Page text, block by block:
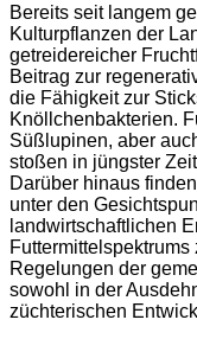
Bereits seit langem
Kulturpflanzen der
getreidereicher
Beitrag zur
die Fähigkeit zur
Knöllchenbakterien.
Süßlupinen, aber
stoßen in jüngster
Darüber hinaus
unter den
landwirtschaftlichen
Regelungen der
sowohl in der
züchterischen